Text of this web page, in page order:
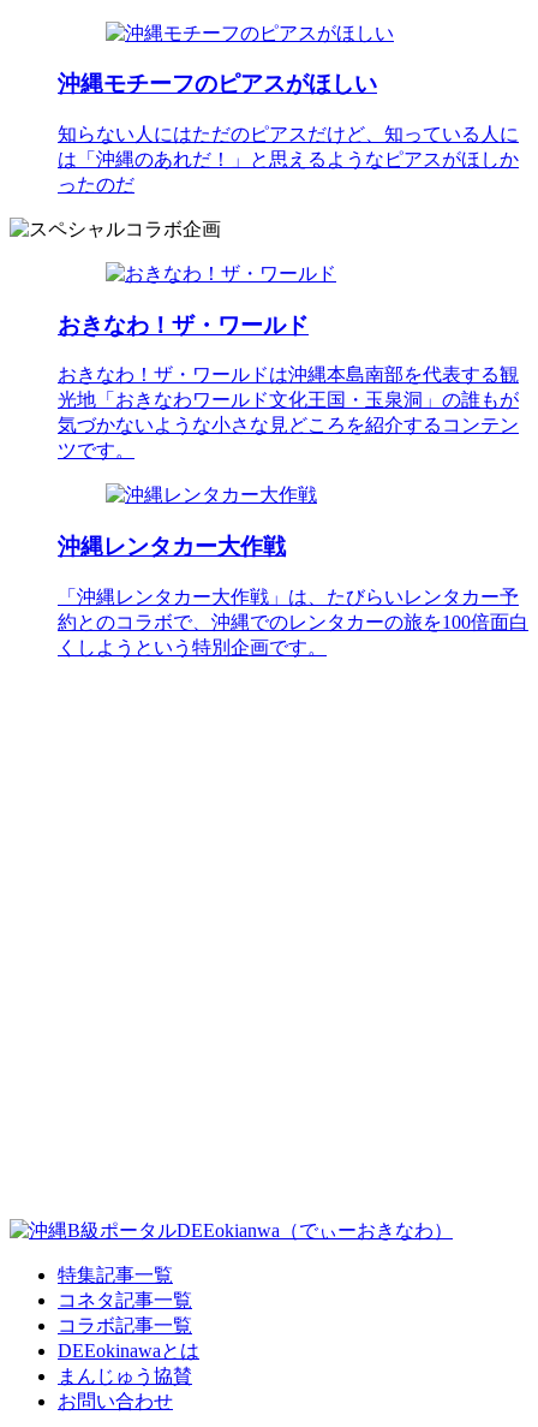
沖縄モチーフのピアスがほしい
知らない人にはただのピアスだけど、知っている人に
は「沖縄のあれだ！」と思えるようなピアスがほしか
ったのだ
おきなわ！ザ・ワールド
おきなわ！ザ・ワールドは沖縄本島南部を代表する観
光地「おきなわワールド文化王国・玉泉洞」の誰もが
気づかないような小さな見どころを紹介するコンテン
ツです。
沖縄レンタカー大作戦
「沖縄レンタカー大作戦」は、たびらいレンタカー予
約とのコラボで、沖縄でのレンタカーの旅を100倍面白
くしようという特別企画です。
特集記事一覧
コネタ記事一覧
コラボ記事一覧
DEEokinawaとは
まんじゅう協賛
お問い合わせ